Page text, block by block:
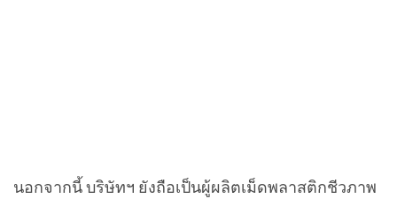
นอกจากนี้ บริษัทฯ ยังถือเป็นผู้ผลิตเม็ดพลาสติกชีวภาพ